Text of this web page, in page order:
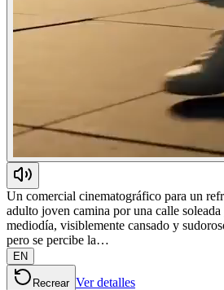
Un comercial cinematográfico para un
adulto joven camina por una calle
mediodía, visiblemente cansado y
pero se percibe la…
EN
Recrear Ver detalles